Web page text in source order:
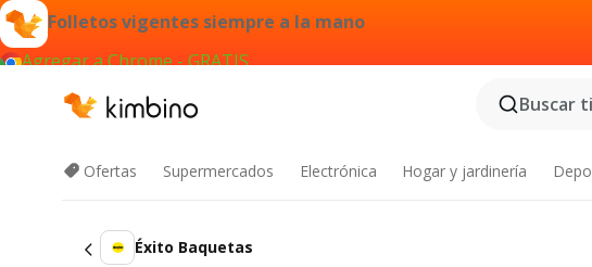
Folletos vigentes siempre a la mano
Agregar a Chrome - GRATIS
Buscar
Ofertas Supermercados Electrónica Hogar y jardinería
Éxito Baquetas